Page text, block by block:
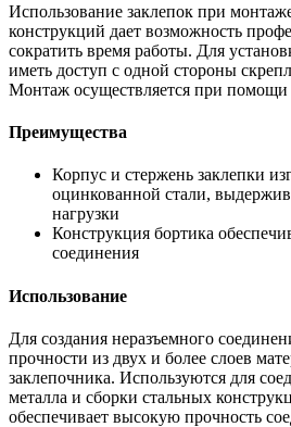
Использование заклепок при
конструкций дает возможность
сократить время работы. Для
иметь доступ с одной стороны
Монтаж осуществляется при помощи
Преимущества
Корпус и стержень заклепки
оцинкованной стали,
нагрузки
Конструкция бортика
соединения
Использование
Для создания неразъемного
прочности из двух и более слоев
заклепочника. Используются для
металла и сборки стальных
обеспечивает высокую прочность